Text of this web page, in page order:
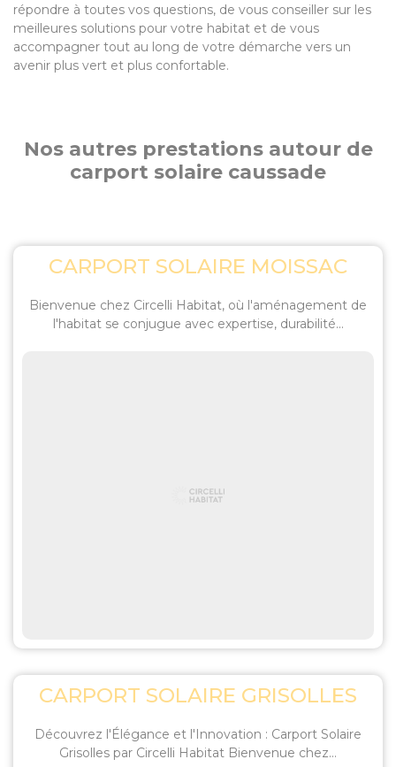
répondre à toutes vos questions, de vous conseiller sur les
meilleures solutions pour votre habitat et de vous
accompagner tout au long de votre démarche vers un
avenir plus vert et plus confortable.
Nos autres prestations autour de
carport solaire caussade
CARPORT SOLAIRE MOISSAC
Bienvenue chez Circelli Habitat, où l'aménagement de
l'habitat se conjugue avec expertise, durabilité...
CARPORT SOLAIRE GRISOLLES
Découvrez l'Élégance et l'Innovation : Carport Solaire
Grisolles par Circelli Habitat Bienvenue chez...